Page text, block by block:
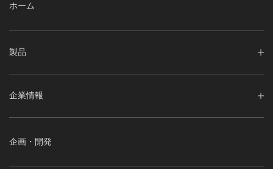
ホーム
製品
企業情報
企画・開発